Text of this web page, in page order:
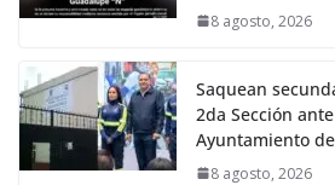
8 agosto, 2026
Saquean
2da Sección
Ayuntamiento
8 agosto, 2026